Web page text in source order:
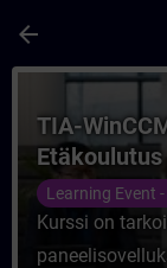
arrow_back
Course -
TIA-
Etäkoulutus
Learning Event
Kurssi on